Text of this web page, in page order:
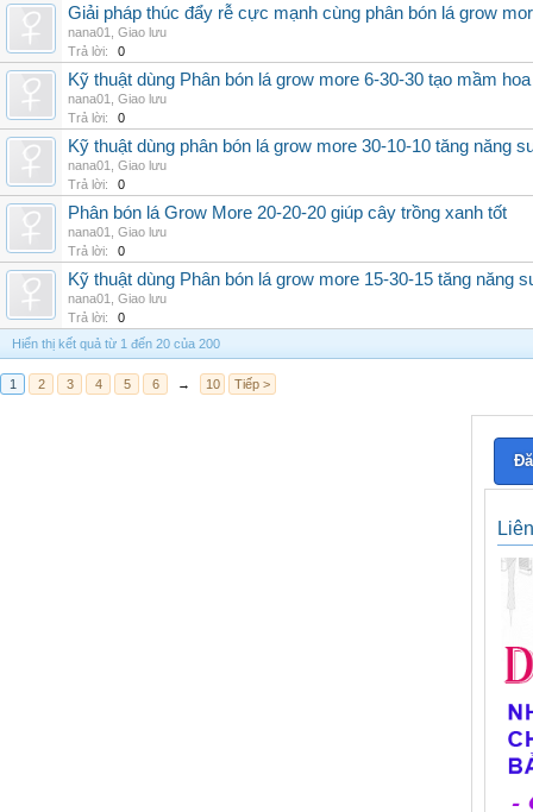
Giải pháp thúc đẩy rễ cực mạnh cùng phân bón lá grow
nana01
Giao lưu
Trả lời:
0
Kỹ thuật dùng Phân bón lá grow more 6-30-30 tạo mầm hoa
nana01
Giao lưu
Trả lời:
0
Kỹ thuật dùng phân bón lá grow more 30-10-10 tăng năng
nana01
Giao lưu
Trả lời:
0
Phân bón lá Grow More 20-20-20 giúp cây trồng xanh tốt
nana01
Giao lưu
Trả lời:
0
Kỹ thuật dùng Phân bón lá grow more 15-30-15 tăng năng
nana01
Giao lưu
Trả lời:
0
Hiển thị kết quả từ 1 đến 20 của 200
1 2 3 4 5 6 → 10 Tiếp >